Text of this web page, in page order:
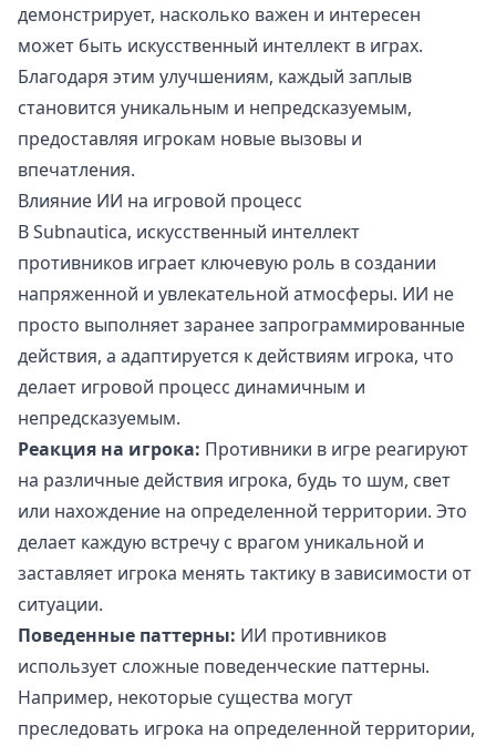
демонстрирует, насколько важен и интересен
может быть искусственный интеллект в играх.
Благодаря этим улучшениям, каждый заплыв
становится уникальным и непредсказуемым,
предоставляя игрокам новые вызовы и
впечатления.
Влияние ИИ на игровой процесс
В Subnautica, искусственный интеллект
противников играет ключевую роль в создании
напряженной и увлекательной атмосферы. ИИ не
просто выполняет заранее запрограммированные
действия, а адаптируется к действиям игрока, что
делает игровой процесс динамичным и
непредсказуемым.
Реакция на игрока: Противники в игре реагируют
на различные действия игрока, будь то шум, свет
или нахождение на определенной территории. Это
делает каждую встречу с врагом уникальной и
заставляет игрока менять тактику в зависимости от
ситуации.
Поведенные паттерны: ИИ противников
использует сложные поведенческие паттерны.
Например, некоторые существа могут
преследовать игрока на определенной территории,